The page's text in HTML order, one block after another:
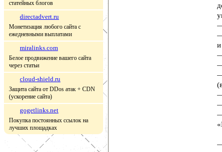
статейных блогов
directadvert.ru
Монетизация любого сайта с
ежедневными выплатами
miralinks.com
Белое продвижение вашего сайта
через статьи
cloud-shield.ru
Защита сайта от DDos атак + CDN
(ускорение сайта)
gogetlinks.net
Покупка постоянных ссылок на
лучших площадках